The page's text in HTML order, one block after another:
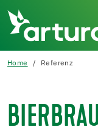
Home Referenz